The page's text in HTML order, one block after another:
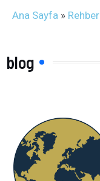
Ana Sayfa » Rehber
blog